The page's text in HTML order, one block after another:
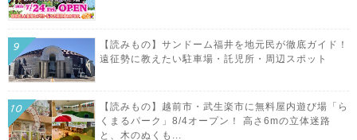
【読みもの】サンドーム福井を地元民が徹底ガイド！
遠征勢に教えたい駐車場・託児所・周辺スポット
【読みもの】越前市・武生楽市に無料屋内遊び場「ら
くまるパーク」8/4オープン！ 高さ6mの立体迷路
と、木のぬくも...